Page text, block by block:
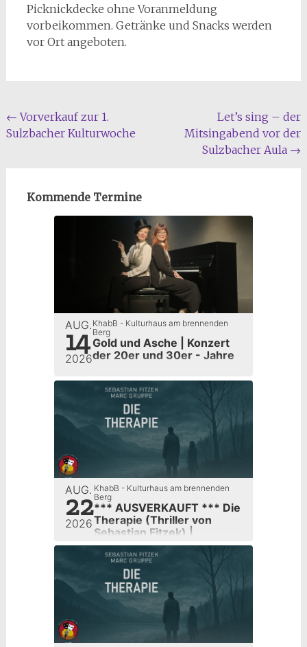
Picknickdecke ohne Voranmeldung
vorbeikommen. Getränke und Snacks werden
vor Ort angeboten.
Beitragsnavigation
← Vorverkauf zur 1.
Sulzbacher Kulturwoche
Let’s sing – der
Mitsingabend vor der
Sulzbacher Aula →
Kommende Termine
AUG.
14
2026
KhabB - Kulturhaus am brennenden
Berg
Gold und Asche | Konzert
der 20er und 30er - Jahre
AUG.
22
2026
KhabB - Kulturhaus am brennenden
Berg
*** AUSVERKAUFT *** Die
Therapie (Thriller von
Sebastian Fitzek) |
Kulturverein Sulzbach e.V.